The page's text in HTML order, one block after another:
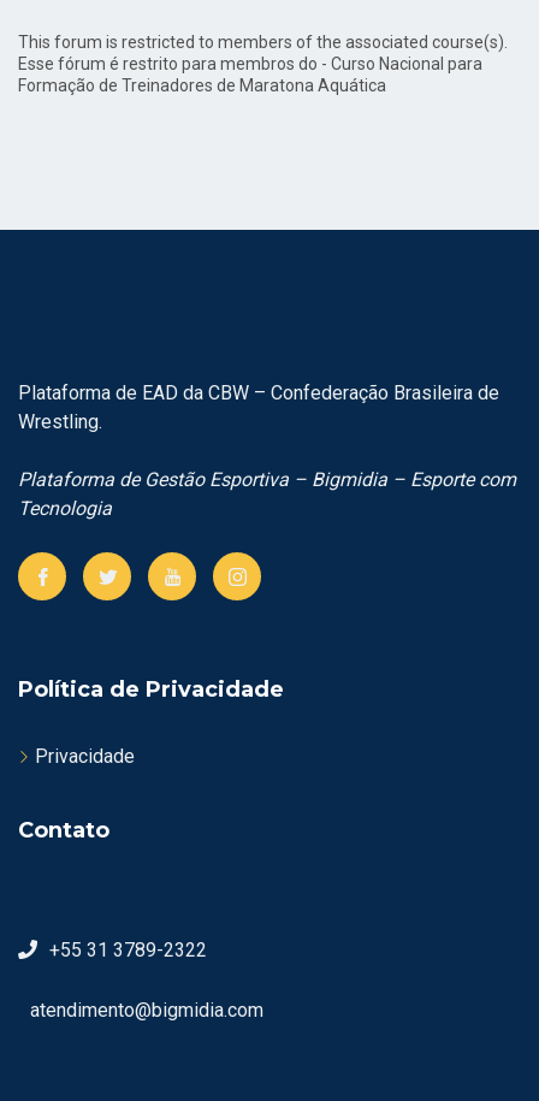
This forum is restricted to members of the associated course(s).
Esse fórum é restrito para membros do - Curso Nacional para
Formação de Treinadores de Maratona Aquática
Plataforma de EAD da CBW – Confederação Brasileira de
Wrestling.
Plataforma de Gestão Esportiva – Bigmidia – Esporte com
Tecnologia
Política de Privacidade
Privacidade
Contato
+55 31 3789-2322
atendimento@bigmidia.com